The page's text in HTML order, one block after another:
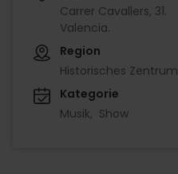
Carrer Cavallers, 31.
Valencia.
Region
Historisches Zentrum
Kategorie
Musik
Show